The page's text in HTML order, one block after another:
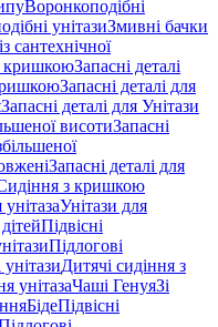
Воронкоподібні
унітазиЗмивні бачки
сантехнічної
кришкоюЗапасні деталі
Запасні деталі для
Запасні деталі для Унітази
висотиЗапасні
Запасні деталі для
з кришкою
Унітази для
Підвісні
Підлогові
Дитячі сидіння з
унітазаЧаші ГенуяЗі
БідеПідвісні